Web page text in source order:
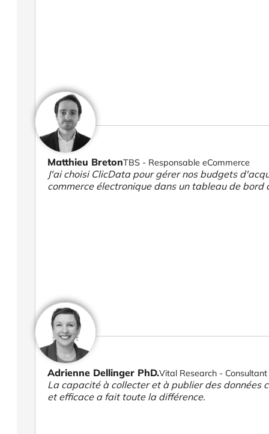
Matthieu BretonTBS - Responsable eCommerce
J'ai choisi ClicData pour gérer nos budgets
commerce électronique dans un tableau de bord
Adrienne Dellinger PhD.Vital Research -
La capacité à collecter et à publier des
et efficace a fait toute la différence.